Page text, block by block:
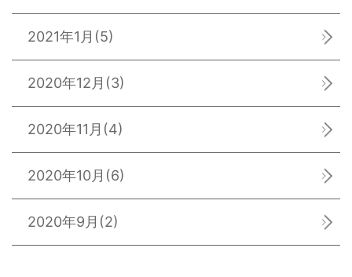
2021年1月 (5)
2020年12月 (3)
2020年11月 (4)
2020年10月 (6)
2020年9月 (2)